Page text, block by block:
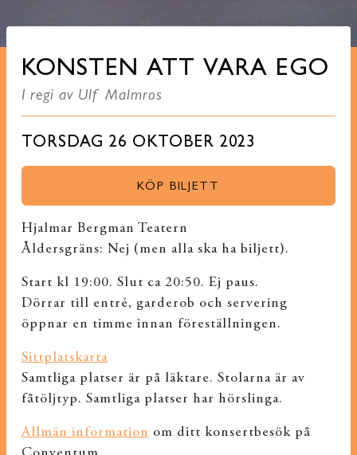
KONSTEN ATT VARA EGO
I regi av Ulf Malmros
TORSDAG 26 OKTOBER 2023
KÖP BILJETT
Hjalmar Bergman Teatern
Åldersgräns: Nej (men alla ska ha biljett).
Start kl 19:00. Slut ca 20:50. Ej paus.
Dörrar till entré, garderob och servering
öppnar en timme innan föreställningen.
Sittplatskarta
Samtliga platser är på läktare. Stolarna är av
fåtöljtyp. Samtliga platser har hörslinga.
Allmän information om ditt konsertbesök på